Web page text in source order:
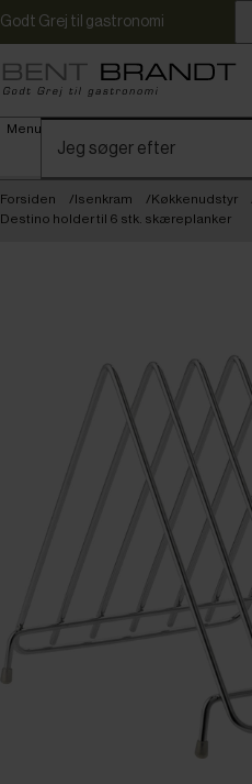
Godt Grej til gastronomi
Menu
Forsiden Isenkram Køkkenudstyr
Destino holder til 6 stk. skæreplanker